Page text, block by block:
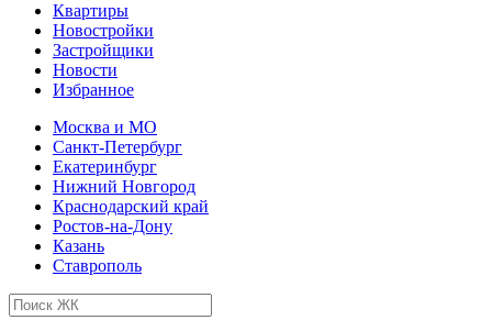
Квартиры
Новостройки
Застройщики
Новости
Избранное
Москва и МО
Санкт-Петербург
Екатеринбург
Нижний Новгород
Краснодарский край
Ростов-на-Дону
Казань
Ставрополь